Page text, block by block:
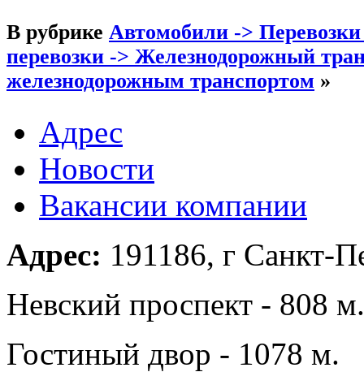
В рубрике Автомобили ->
перевозки -> Железнодорожный
железнодорожным транспортом »
Адрес
Новости
Вакансии компании
Адрес: 191186, г Санкт-
Невский проспект - 808 м.
Гостиный двор - 1078 м.